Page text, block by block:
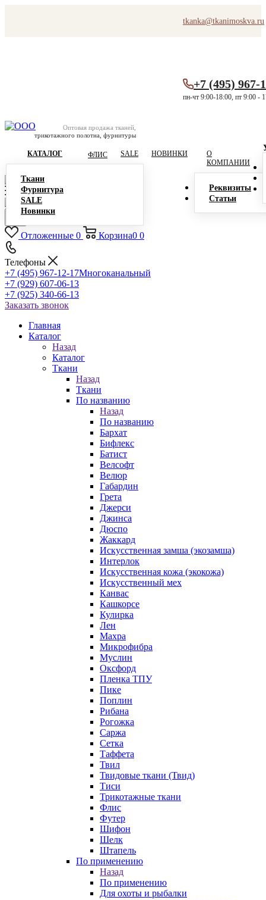
tkanka@tkanimoskva.ru
Оптовая продажа тканей,
трикотажного полотна, фурнитуры
+7 (495) 967-
пн-чт 9:00-18:00, пт 9:00 -
КАТАЛОГ
Ткани
Фурнитура
SALE
Новинки
ФЛИС SALE НОВИНКИ
О
КОМПАНИИ
Реквизиты
Статьи
Отложенные 0 Корзина0 0
Телефоны
+7 (495) 967-12-17Многоканальный
+7 (929) 607-06-13
+7 (925) 340-66-13
Заказать звонок
Главная
Каталог
Назад
Каталог
Ткани
Назад
Ткани
По названию
Назад
По названию
Бархат
Бифлекс
Батист
Велсофт
Велюр
Габардин
Грета
Джерси
Джинса
Дюспо
Жаккард
Искусственная замша (экозамша)
Интерлок
Искусственная кожа (экокожа)
Искусственный мех
Канвас
Кашкорсе
Кулирка
Лен
Махра
Микрофибра
Муслин
Оксфорд
Пленка ТПУ
Пике
Поплин
Рибана
Рогожка
Саржа
Сетка
Таффета
Твил
Твидовые ткани (Твид)
Тиси
Трикотажные ткани
Флис
Футер
Шифон
Шелк
Штапель
По применению
Назад
По применению
Для охоты и рыбалки